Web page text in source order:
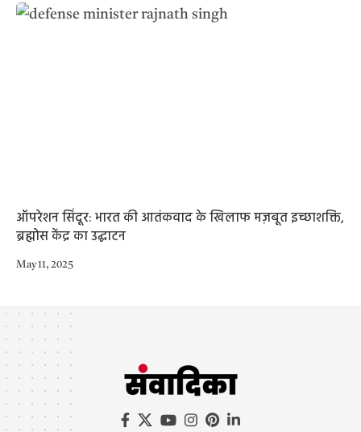
ऑपरेशन सिंदूर: भारत की आतंकवाद के खिलाफ मज़बूत इच्छाशक्ति,
ब्रह्मोस केंद्र का उद्घाटन
May 11, 2025